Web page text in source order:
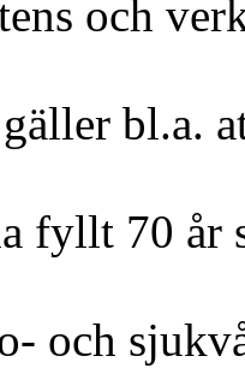
och
bl.a.
fyllt 70 år
och